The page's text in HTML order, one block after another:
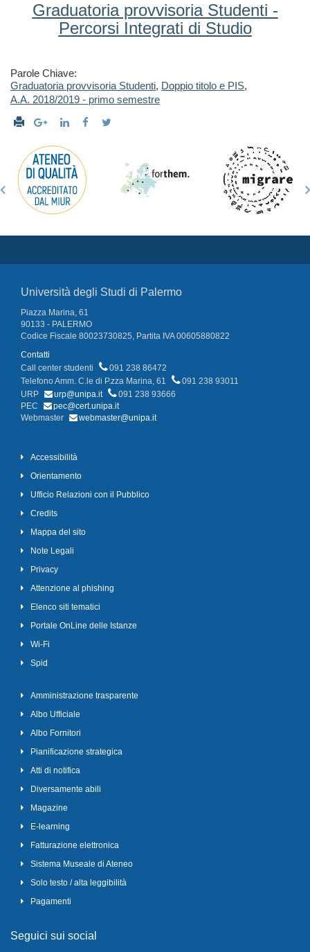
Graduatoria provvisoria Studenti -
Percorsi Integrati di Studio
Parole Chiave:
Graduatoria provvisoria Studenti, Doppio titolo e PIS,
A.A. 2018/2019 - primo semestre
Università degli Studi di Palermo
Piazza Marina, 61
90133 - PALERMO
Codice Fiscale 80023730825, Partita IVA 00605880822
Contatti
Call center studenti
091 238 86472
Telefono Amm. C.le di P.zza Marina, 61
091 238 93011
URP
urp@unipa.it
091 238 93666
PEC
pec@cert.unipa.it
Webmaster
webmaster@unipa.it
Accessibilità
Orientamento
Ufficio Relazioni con il Pubblico
Credits
Mappa del sito
Note Legali
Privacy
Attenzione al phishing
Elenco siti tematici
Portale OnLine delle Istanze
Wi-Fi
Spid
Amministrazione trasparente
Albo Ufficiale
Albo Fornitori
Pianificazione strategica
Atti di notifica
Diversamente abili
Magazine
E-learning
Fatturazione elettronica
Sistema Museale di Ateneo
Solo testo / alta leggibilità
Pagamenti
Seguici sui social